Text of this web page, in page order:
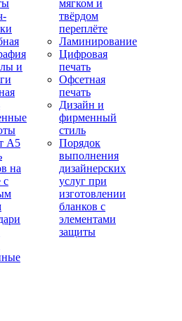
и
А5
на
с
мягком и
твёрдом
переплёте
Ламинирование
Цифровая
печать
Офсетная
печать
Дизайн и
фирменный
стиль
Порядок
выполнения
дизайнерских
услуг при
изготовлении
бланков с
элементами
защиты